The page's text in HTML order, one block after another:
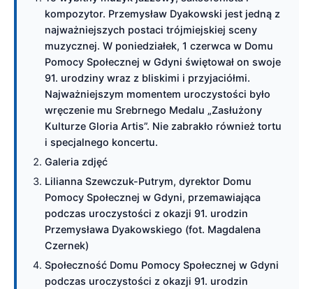
kompozytor. Przemysław Dyakowski jest jedną z
najważniejszych postaci trójmiejskiej sceny
muzycznej. W poniedziałek, 1 czerwca w Domu
Pomocy Społecznej w Gdyni świętował on swoje
91. urodziny wraz z bliskimi i przyjaciółmi.
Najważniejszym momentem uroczystości było
wręczenie mu Srebrnego Medalu „Zasłużony
Kulturze Gloria Artis”. Nie zabrakło również tortu
i specjalnego koncertu.
Galeria zdjęć
Lilianna Szewczuk-Putrym, dyrektor Domu
Pomocy Społecznej w Gdyni, przemawiająca
podczas uroczystości z okazji 91. urodzin
Przemysława Dyakowskiego (fot. Magdalena
Czernek)
Społeczność Domu Pomocy Społecznej w Gdyni
podczas uroczystości z okazji 91. urodzin